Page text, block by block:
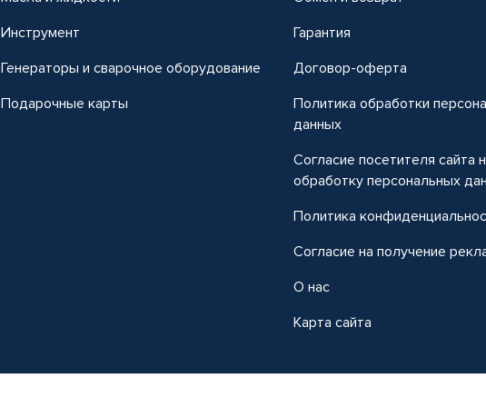
Инструмент
Генераторы и сварочное оборудование
Подарочные карты
Гарантия
Договор-оферта
Политика обработки
данных
Согласие посетителя сайта
обработку персональных
Политика
Согласие на получение
О нас
Карта сайта